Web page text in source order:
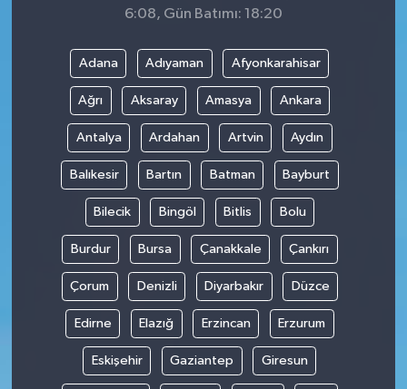
6:08, Gün Batımı: 18:20
Adana Adıyaman Afyonkarahisar
Ağrı Aksaray Amasya Ankara
Antalya Ardahan Artvin Aydın
Balıkesir Bartın Batman Bayburt
Bilecik Bingöl Bitlis Bolu
Burdur Bursa Çanakkale Çankırı
Çorum Denizli Diyarbakır Düzce
Edirne Elazığ Erzincan Erzurum
Eskişehir Gaziantep Giresun